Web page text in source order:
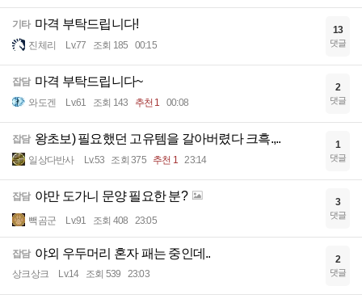
기타 마격 부탁드립니다!
진체리 Lv.77 조회 185 00:15
13
댓글
잡담 마격 부탁드립니다~
와도겐 Lv.61 조회 143 추천 1 00:08
2
댓글
잡담 왕초보) 필요했던 고유템을 갈아버렸다 크흑.,..
일상다반사 Lv.53 조회 375 추천 1 23:14
1
댓글
잡담 야만 도가니 문양 필요한 분?
빽곰군 Lv.91 조회 408 23:05
3
댓글
잡담 야외 우두머리 혼자 패는 중인데..
상크상크 Lv.14 조회 539 23:03
2
댓글